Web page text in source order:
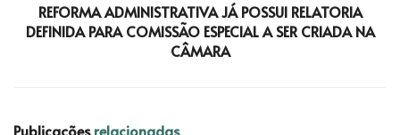
REFORMA ADMINISTRATIVA JÁ POSSUI RELATORIA
DEFINIDA PARA COMISSÃO ESPECIAL A SER CRIADA NA
CÂMARA
Publicaçõesrelacionadas